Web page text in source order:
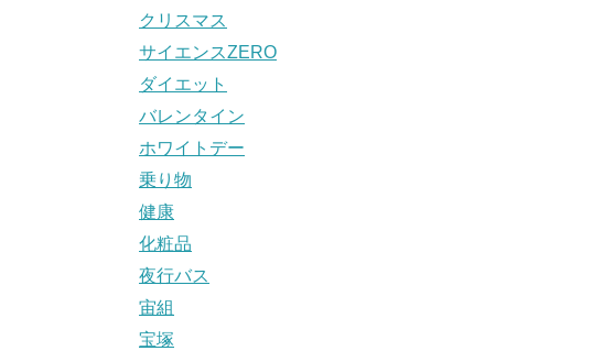
クリスマス
サイエンスZERO
ダイエット
バレンタイン
ホワイトデー
乗り物
健康
化粧品
夜行バス
宙組
宝塚